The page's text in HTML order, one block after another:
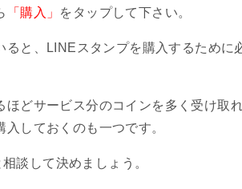
「購入」 をタップして下さい。
と、LINEスタンプを購入するため
ほどサービス分のコインを多く受け取
しておくのも一つです。
談して決めましょう。